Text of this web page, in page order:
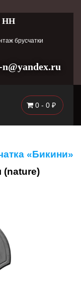
НН
брусчатки
0 - 0 ₽
«Бикини»
(nature)